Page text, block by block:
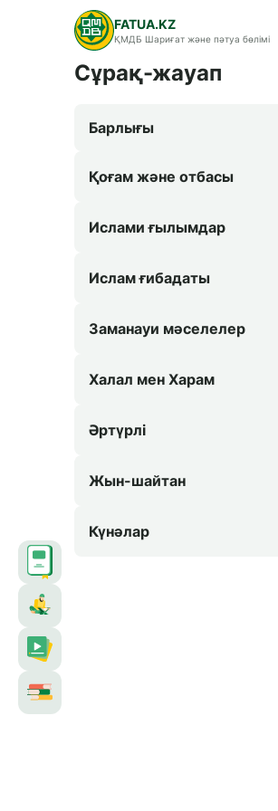
FATUA.KZ
ҚМДБ Шариғат және пәтуа бөлімі
Сұрақ-жауап
Барлығы
Қоғам және отбасы
Ислами ғылымдар
Ислам ғибадаты
Заманауи мәселелер
Халал мен Харам
Әртүрлі
Жын-шайтан
Күнәлар